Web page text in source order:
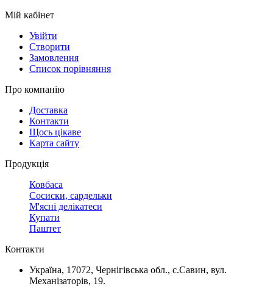
Мій кабінет
Увійти
Створити
Замовлення
Cписок порівняння
Про компанію
Доставка
Контакти
Щось цікаве
Карта сайту
Продукція
Ковбаса
Сосиски, сардельки
М'ясні делікатеси
Купати
Паштет
Контакти
Україна, 17072, Чернігівська обл., с.Савин, вул.
Механiзаторів, 19.